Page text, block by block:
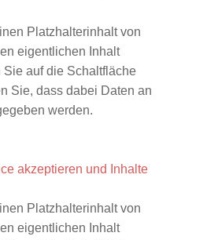
Platzhalterinhalt von
eigentlichen Inhalt
auf die Schaltfläche
Sie, dass dabei Daten an
werden.
akzeptieren und Inhalte
Platzhalterinhalt von
eigentlichen Inhalt